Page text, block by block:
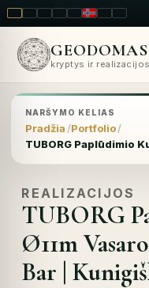
LT ENPL FR RUNOSKRO
GEODOMAS
kryptys ir realizacijos
NARŠYMO KELIAS
Pradžia Portfolio
REALIZACIJOS
TUBORG
Ø11m
Bar |